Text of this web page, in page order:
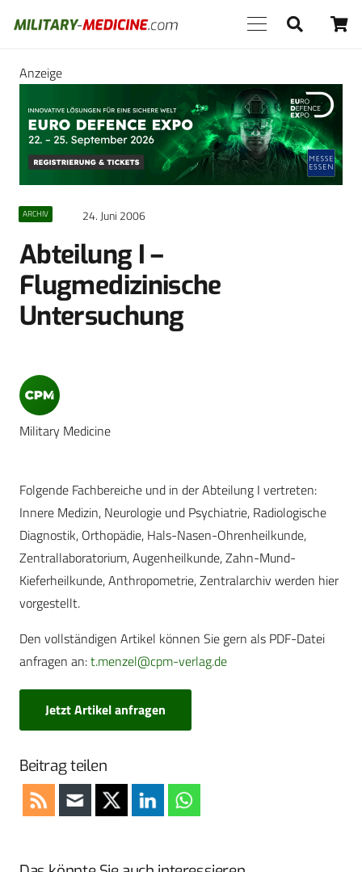
Anzeige
ARCHIV 24. Juni 2006
Abteilung I –
Flugmedizinische
Untersuchung
Military Medicine
Folgende Fachbereiche und in der Abteilung I vertreten:
Innere Medizin, Neurologie und Psychiatrie, Radiologische
Diagnostik, Orthopädie, Hals-Nasen-Ohrenheilkunde,
Zentrallaboratorium, Augenheilkunde, Zahn-Mund-
Kieferheilkunde, Anthropometrie, Zentralarchiv werden hier
vorgestellt.
Den vollständigen Artikel können Sie gern als PDF-Datei
anfragen an:t.menzel@cpm-verlag.de
Jetzt Artikel anfragen
Beitrag teilen